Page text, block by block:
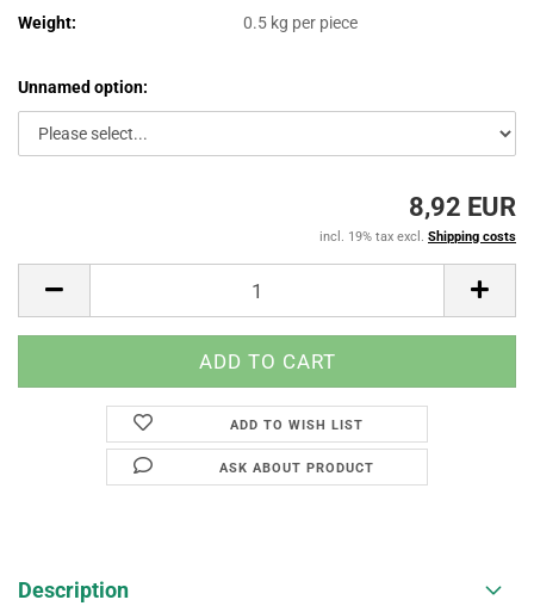
Weight:
0.5 kg per piece
Unnamed option:
8,92 EUR
incl. 19% tax excl. Shipping costs
ADD TO WISH LIST
ASK ABOUT PRODUCT
Description